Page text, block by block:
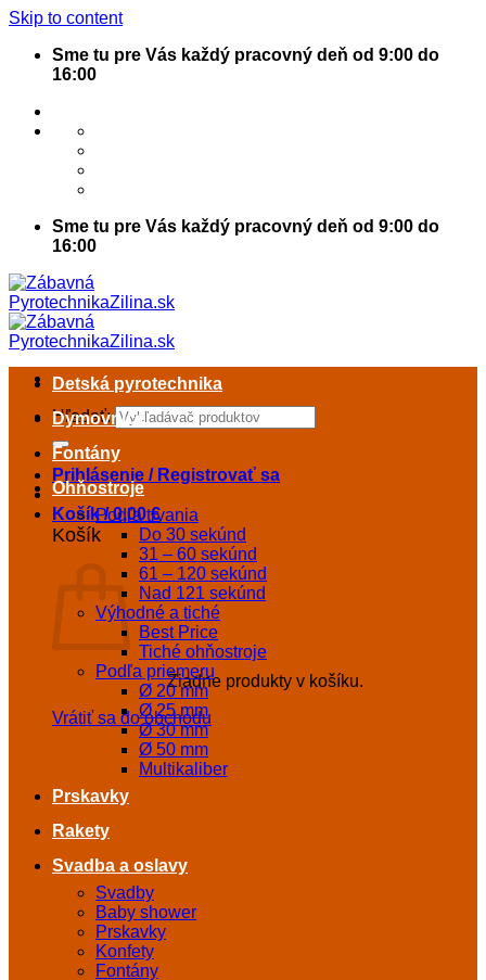
Skip to content
Sme tu pre Vás každý pracovný deň od 9:00 do
16:00
Sme tu pre Vás každý pracovný deň od 9:00 do
16:00
Hľadať:
Prihlásenie / Registrovať sa
Košík /0,00€
Košík
Žiadne produkty v košíku.
Vrátiť sa do obchodu
Detská pyrotechnika
Dymovnice
Fontány
Ohňostroje
Podľa trvania
Do 30 sekúnd
31 – 60 sekúnd
61 – 120 sekúnd
Nad 121 sekúnd
Výhodné a tiché
Best Price
Tiché ohňostroje
Podľa priemeru
Ø 20 mm
Ø 25 mm
Ø 30 mm
Ø 50 mm
Multikaliber
Prskavky
Rakety
Svadba a oslavy
Svadby
Baby shower
Prskavky
Konfety
Fontány